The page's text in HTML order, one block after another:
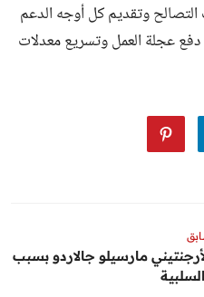
التصالح وتقديم كل أوجه الدعم
دفع عجلة العمل وتسريع معدلات
مارسيلو جالاردو بسبب